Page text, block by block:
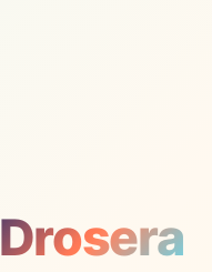
Drosera